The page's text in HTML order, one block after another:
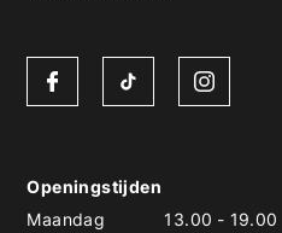
Openingstijden
Maandag
13.00 - 19.00